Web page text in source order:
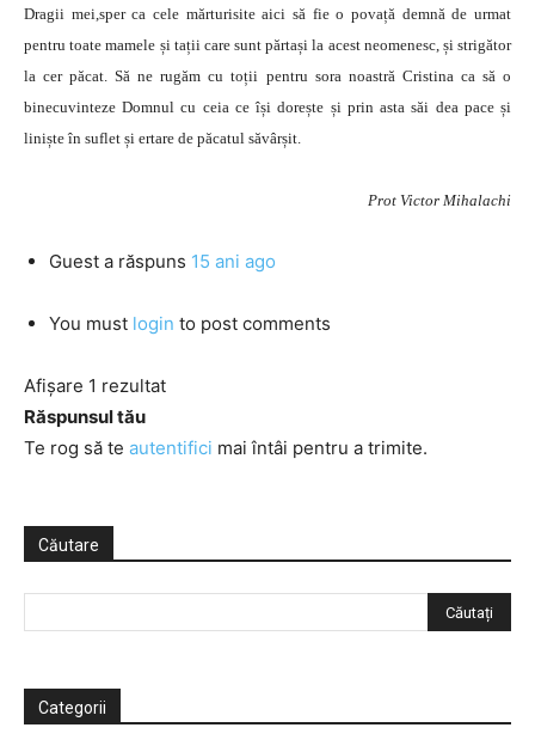
Dragii mei,sper ca cele mărturisite aici să fie o povață demnă de urmat
pentru toate mamele și tații care sunt părtași la acest neomenesc, și strigător
la cer păcat. Să ne rugăm cu toții pentru sora noastră Cristina ca să o
binecuvinteze Domnul cu ceia ce își dorește și prin asta săi dea pace și
liniște în suflet și ertare de păcatul săvârșit.
Prot Victor Mihalachi
Guest a răspuns 15 ani ago
You must login to post comments
Afișare 1 rezultat
Răspunsul tău
Te rog să te autentifici mai întâi pentru a trimite.
Căutare
Categorii